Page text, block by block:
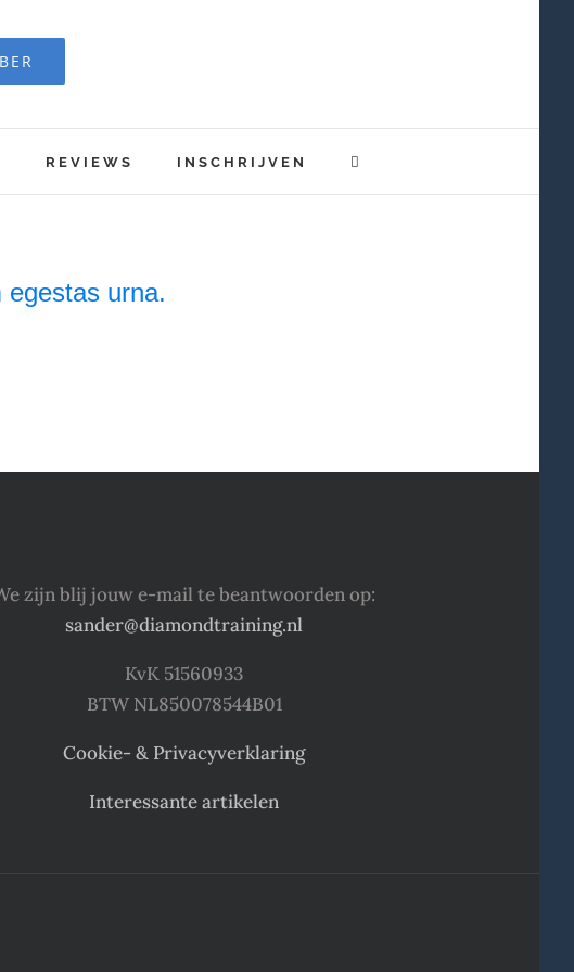
REVIEWS INSCHRIJVEN
urna.
zijn blij jouw e-mail te beantwoorden op:
sander@diamondtraining.nl
KvK 51560933
BTW NL850078544B01
Cookie- & Privacyverklaring
Interessante artikelen